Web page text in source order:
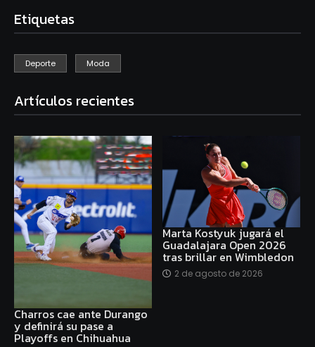
Etiquetas
Deporte Moda
Artículos recientes
Charros cae ante Durango
y definirá su pase a
Playoffs en Chihuahua
Marta Kostyuk jugará el
Guadalajara Open 2026
tras brillar en Wimbledon
2 de agosto de 2026